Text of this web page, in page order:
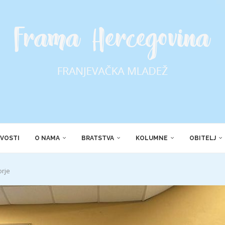
O NAMA BRATSTVA KOLUMNE OBITELJ